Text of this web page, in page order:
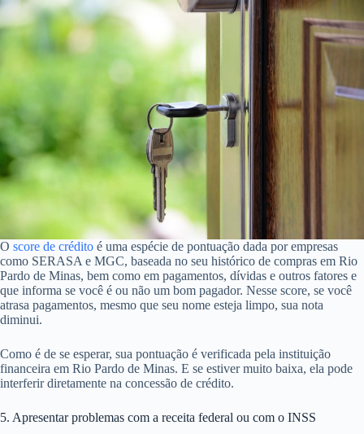
O score de crédito é uma espécie de pontuação dada por empresas
como SERASA e MGC, baseada no seu histórico de compras em Rio
Pardo de Minas, bem como em pagamentos, dívidas e outros fatores e
que informa se você é ou não um bom pagador. Nesse score, se você
atrasa pagamentos, mesmo que seu nome esteja limpo, sua nota
diminui.
Como é de se esperar, sua pontuação é verificada pela instituição
financeira em Rio Pardo de Minas. E se estiver muito baixa, ela pode
interferir diretamente na concessão de crédito.
5. Apresentar problemas com a receita federal ou com o INSS